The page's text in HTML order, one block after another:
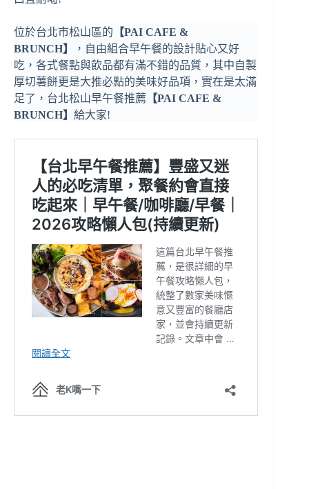
位於台北市松山區的 【PAI CAFE &
BRUNCH】
，自由組合早午餐的設計貼心又好
吃，各式餐點與飲品都有滿不錯的品質，其中自製
厚切薯餅更是大推必點的美味好品項，實在是太滿
足了，台北松山早午餐推薦 【PAI CAFE &
BRUNCH】 給大家!